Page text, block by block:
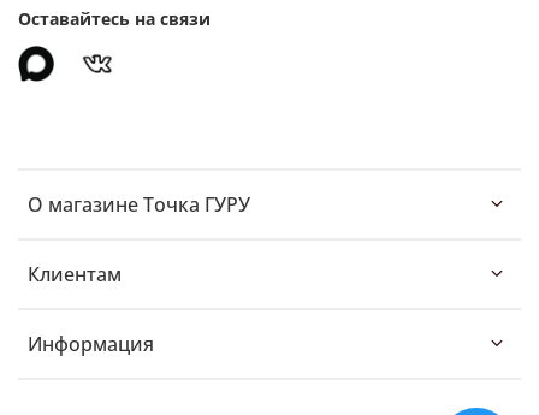
О магазине Точка ГУРУ
Клиентам
Информация
Оставайтесь на связи